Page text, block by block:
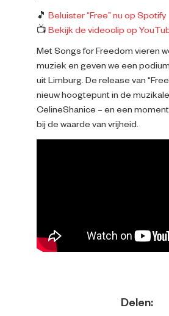
🎵 Beluister “Free” nu op Spotify
📺 Bekijk de videoclip op
Met Songs for Freedom vieren
muziek en geven we een
uit Limburg. De release van
nieuw hoogtepunt in de
CelineShanice – en een
bij de waarde van vrijheid.
Delen: